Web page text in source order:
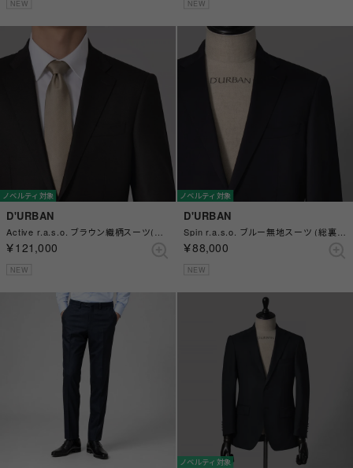
NEW NEW
ノベルティ対象
D'URBAN
￥121,000
NEW
ノベルティ対象
D'URBAN
￥88,000
NEW
ノベルティ対象